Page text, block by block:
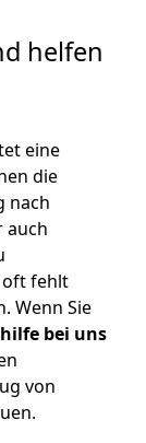
helfen
eine
die
nach
auch
oft fehlt
Wenn Sie
bei uns
von